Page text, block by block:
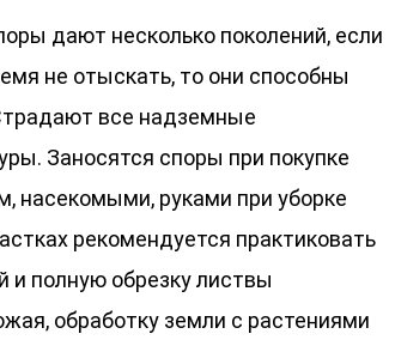
дают несколько поколений, если
не отыскать, то они способны
все надземные
Заносятся споры при покупке
насекомыми, руками при уборке
рекомендуется практиковать
и полную обрезку листвы
обработку земли с растениями